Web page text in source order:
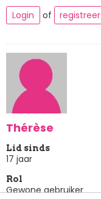
Login
of registreer
Thérèse
Lid sinds
17 jaar
Rol
Gewone gebruiker